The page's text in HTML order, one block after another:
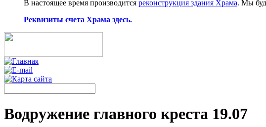
В настоящее время производится реконструкция здания Храма. Мы
Реквизиты счета Храма здесь.
Водружение главного креста 19.07